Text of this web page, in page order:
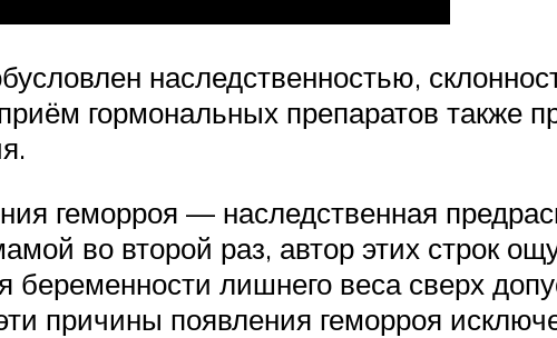
наследственностью,
гормональных препаратов также
геморроя — наследственная
во второй раз, автор этих строк
беременности лишнего веса сверх
причины появления геморроя